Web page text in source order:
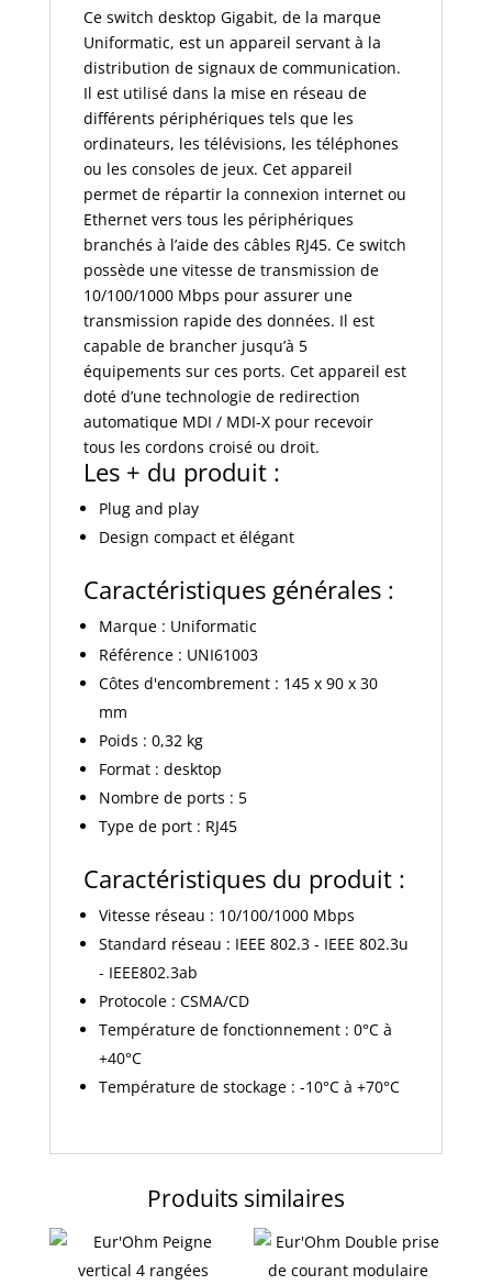
Ce switch desktop Gigabit, de la marque
Uniformatic, est un appareil servant à la
distribution de signaux de communication.
Il est utilisé dans la mise en réseau de
différents périphériques tels que les
ordinateurs, les télévisions, les téléphones
ou les consoles de jeux. Cet appareil
permet de répartir la connexion internet ou
Ethernet vers tous les périphériques
branchés à l’aide des câbles RJ45. Ce switch
possède une vitesse de transmission de
10/100/1000 Mbps pour assurer une
transmission rapide des données. Il est
capable de brancher jusqu’à 5
équipements sur ces ports. Cet appareil est
doté d’une technologie de redirection
automatique MDI / MDI-X pour recevoir
tous les cordons croisé ou droit.
Les + du produit :
Plug and play
Design compact et élégant
Caractéristiques générales :
Marque : Uniformatic
Référence : UNI61003
Côtes d'encombrement : 145 x 90 x 30
mm
Poids : 0,32 kg
Format : desktop
Nombre de ports : 5
Type de port : RJ45
Caractéristiques du produit :
Vitesse réseau : 10/100/1000 Mbps
Standard réseau : IEEE 802.3 - IEEE 802.3u
- IEEE802.3ab
Protocole : CSMA/CD
Température de fonctionnement : 0°C à
+40°C
Température de stockage : -10°C à +70°C
Produits similaires